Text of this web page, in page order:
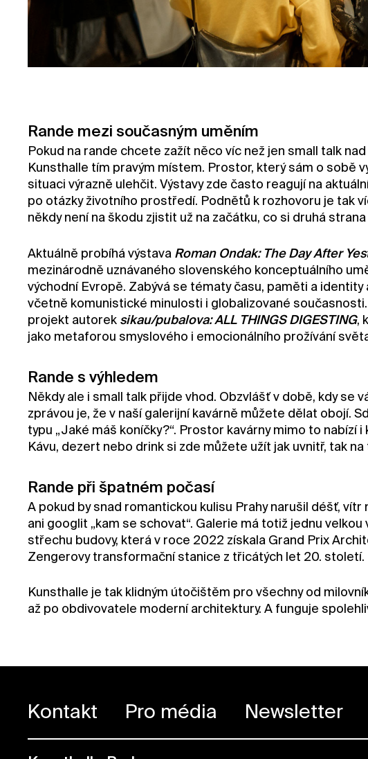
Rande mezi současným uměním
Pokud na rande chcete zažít něco víc než jen small talk
Kunsthalle tím pravým místem. Prostor, který sám o sobě
situaci výrazně ulehčit. Výstavy zde často reagují na
po otázky životního prostředí. Podnětů k rozhovoru je tak
někdy není na škodu zjistit už na začátku, co si druhá
Aktuálně probíhá výstava Roman Ondak: The Day After
mezinárodně uznávaného slovenského konceptuálního
východní Evropě. Zabývá se tématy času, paměti a
včetně komunistické minulosti i globalizované
projekt autorek sikau/pubalova: ALL THINGS DIGESTING,
jako metaforou smyslového i emocionálního prožívání
Rande s výhledem
Někdy ale i small talk přijde vhod. Obzvlášť v době, kdy se
zprávou je, že v naší galerijní kavárně můžete dělat obojí.
typu „Jaké máš koníčky?“. Prostor kavárny mimo to nabízí
Kávu, dezert nebo drink si zde můžete užít jak uvnitř, tak na
Rande při špatném počasí
A pokud by snad romantickou kulisu Prahy narušil déšť,
ani googlit „kam se schovat“. Galerie má totiž jednu
střechu budovy, která v roce 2022 získala Grand Prix
Zengerovy transformační stanice z třicátých let 20. století.
Kunsthalle je tak klidným útočištěm pro všechny od
až po obdivovatele moderní architektury. A funguje
Kontakt Pro média Newsletter